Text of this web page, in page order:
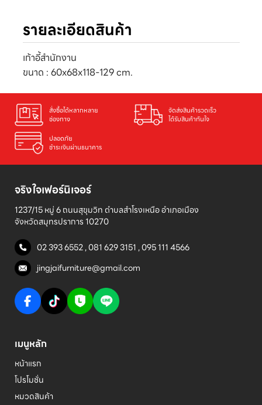
รายละเอียดสินค้า
เก้าอี้สำนักงาน
ขนาด : 60x68x118-129 cm.
สั่งซื้อได้หลากหลาย
ช่องทาง
จัดส่งสินค้ารวดเร็ว
ได้รับสินค้าทันใจ
ปลอดภัย
ชำระเงินผ่านธนาคาร
จริงใจเฟอร์นิเจอร์
1237/15 หมู่ 6 ถนนสุขุมวิท ตำบลสำโรงเหนือ อำเภอเมือง
จังหวัดสมุทรปราการ 10270
02 393 6552,081 629 3151 ,095 111 4566
jingjaifurniture@gmail.com
เมนูหลัก
หน้าแรก
โปรโมชั่น
หมวดสินค้า